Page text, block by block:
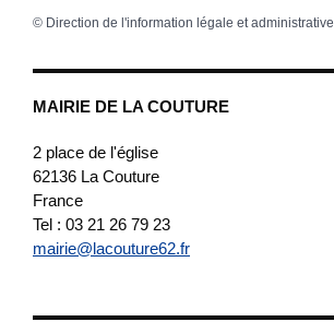
MAIRIE DE LA COUTURE
2 place de l'église
62136 La Couture
France
Tel : 03 21 26 79 23
mairie@lacouture62.fr
© Direction de l'information légale et administrative